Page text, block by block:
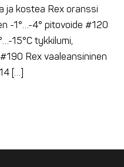
ja kostea Rex oranssi
-1°…-4° pitovoide #120
15°C tykkilumi,
Rex vaaleansininen
[…]